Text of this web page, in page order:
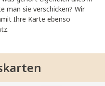
man sie verschicken? Wir
Ihre Karte ebenso